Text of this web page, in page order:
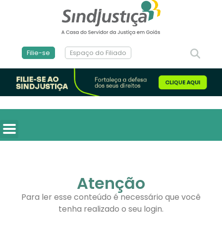
Filie-se Espaço do Filiado
Atenção
Para ler esse conteúdo é necessário que você
tenha realizado o seu login.